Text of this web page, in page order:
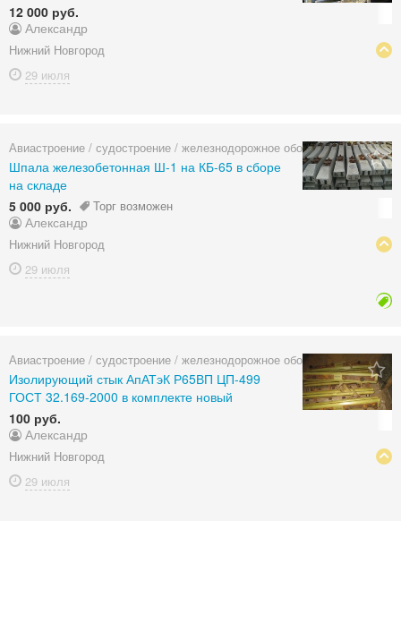
12 000 руб.
Александр
Нижний Новгород
29 июля
Авиастроение / судостроение / железнодорожное оборудование
Шпала железобетонная Ш-1 на КБ-65 в сборе
на складе
5 000 руб.
Торг возможен
Александр
Нижний Новгород
29 июля
Авиастроение / судостроение / железнодорожное оборудование
Изолирующий стык АпАТэК Р65ВП ЦП-499
ГОСТ 32.169-2000 в комплекте новый
100 руб.
Александр
Нижний Новгород
29 июля